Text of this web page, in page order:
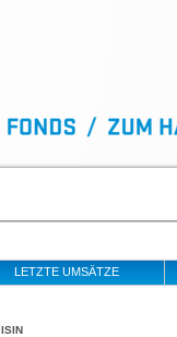
LETZTE UMSÄTZE
ISIN